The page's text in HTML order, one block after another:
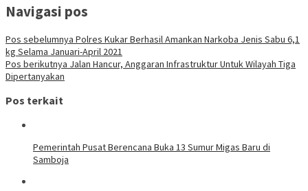
Navigasi pos
Pos sebelumnya Polres Kukar Berhasil Amankan Narkoba Jenis Sabu 6,1
kg Selama Januari-April 2021
Pos berikutnya Jalan Hancur, Anggaran Infrastruktur Untuk Wilayah Tiga
Dipertanyakan
Pos terkait
Pemerintah Pusat Berencana Buka 13 Sumur Migas Baru di
Samboja